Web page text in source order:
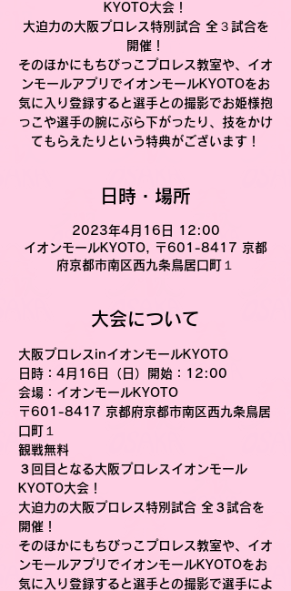
KYOTO大会！
大迫力の大阪プロレス特別試合 全３試合を
開催！
そのほかにもちびっこプロレス教室や、イオ
ンモールアプリでイオンモールKYOTOをお
気に入り登録すると選手との撮影でお姫様抱
っこや選手の腕にぶら下がったり、技をかけ
てもらえたりという特典がございます！
日時・場所
2023年4月16日 12:00
イオンモールKYOTO, 〒601-8417 京都
府京都市南区西九条鳥居口町１
大会について
大阪プロレスinイオンモールKYOTO
日時 ：4月16日（日）開始：12:00
会場 ：イオンモールKYOTO
〒601-8417 京都府京都市南区西九条鳥居
口町１
観戦無料
３回目となる大阪プロレスイオンモール
KYOTO大会！
大迫力の大阪プロレス特別試合 全３試合を
開催！
そのほかにもちびっこプロレス教室や、イオ
ンモールアプリでイオンモールKYOTOをお
気に入り登録すると選手との撮影で選手によ